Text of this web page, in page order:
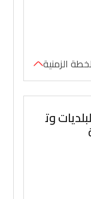
الزمنية
وت